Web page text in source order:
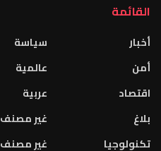
القائمة
أخبار
أمن
اقتصاد
بلاغ
تكنولوجيا
سياسة
عالمية
عربية
غير مصنف
غير مصنف